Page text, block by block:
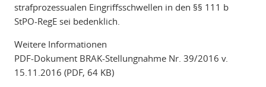
strafprozessualen Eingriffsschwellen in den §§ 111 b
StPO-RegE sei bedenklich.
Weitere Informationen
PDF-Dokument BRAK-Stellungnahme Nr. 39/2016 v.
15.11.2016 (PDF, 64 KB)